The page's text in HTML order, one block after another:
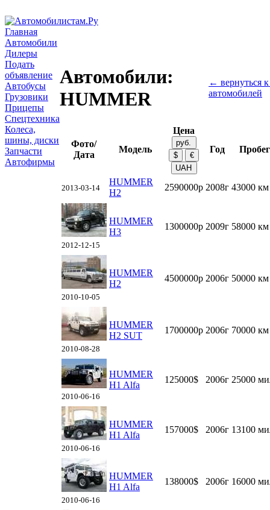
Главная
Автомобили
Дилеры
Подать
объявление
Автобусы
Грузовики
Прицепы
Спецтехника
Колеса,
шины, диски
Запчасти
Автофирмы
Автомобили:
HUMMER
← вернуться
автомобилей
Фото/
Дата
Модель
Цена
Год
Пробег
2013-03-14
HUMMER
H2
2590000р 2008г 43000 км
2012-12-15
HUMMER
H3
1300000р 2009г 58000 км
2010-10-05
HUMMER
H2
4500000р 2006г 50000 км
2010-08-28
HUMMER
H2 SUT
1700000р 2006г 70000 км
2010-06-16
HUMMER
H1 Alfa
125000$ 2006г 25000
2010-06-16
HUMMER
H1 Alfa
157000$ 2006г 13100
2010-06-16
HUMMER
H1 Alfa
138000$ 2006г 16000